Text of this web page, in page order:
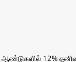
ஆண்டுகளில் 12%